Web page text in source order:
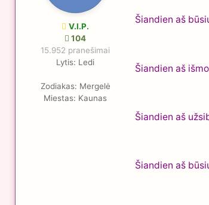
V.I.P.
104
15.952 pranešimai
Lytis: Ledi
Zodiakas: Mergelė
Miestas: Kaunas
Šiandien aš
Šiandien aš
Šiandien aš
Šiandien aš